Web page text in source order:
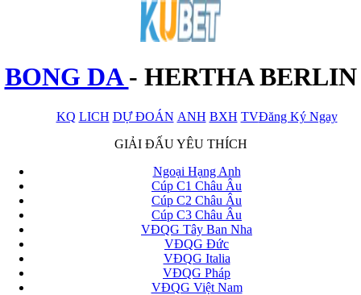
BONG DA- HERTHA BERLIN
KQ LICH DỰ ĐOÁN ANH BXH TVĐăng Ký Ngay
x
GIẢI ĐẤU YÊU THÍCH
Ngoại Hạng Anh
Cúp C1 Châu Âu
Cúp C2 Châu Âu
Cúp C3 Châu Âu
VĐQG Tây Ban Nha
VĐQG Đức
VĐQG Italia
VĐQG Pháp
VĐQG Việt Nam